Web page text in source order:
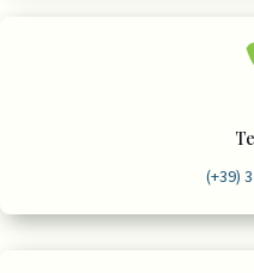
(+39)